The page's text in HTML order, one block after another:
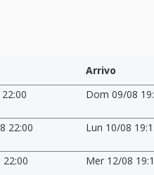
Arrivo
Dom 09/08
22:00 Lun 10/08
Mer 12/08